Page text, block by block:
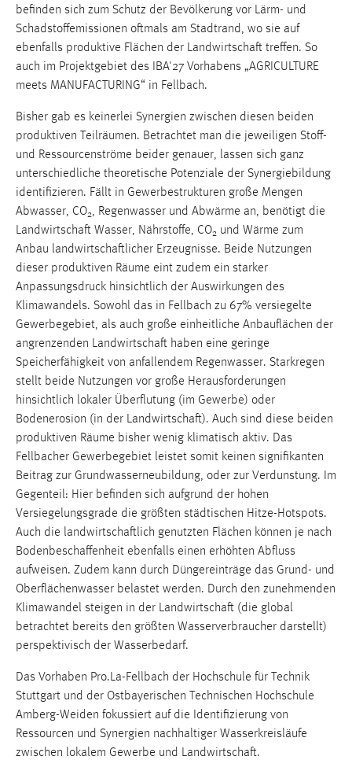
befinden sich zum Schutz der Bevölkerung vor Lärm- und
Schadstoffemissionen ­oftmals am Stadtrand, wo sie auf
ebenfalls produktive Flächen der Landwirtschaft treffen. So
auch im Projektgebiet des IBA'27 Vorhabens „AGRICULTURE
meets MANUFACTURING“ in Fellbach.
Bisher gab es keinerlei Synergien zwischen diesen beiden
produktiven Teilräumen. Betrachtet man die jeweiligen Stoff-
und Ressourcenströme beider genauer, lassen sich ganz
unterschiedliche theoretische Potenziale der Synergiebildung
identifi­zieren. Fällt in Gewerbestrukturen große Mengen
Abwasser, CO2, Regenwasser und Abwärme an, benötigt die
Landwirtschaft Wasser, Nährstoffe, CO2 und Wärme zum
Anbau landwirtschaftlicher Erzeugnisse. Beide Nutzungen
dieser produktiven ­Räume eint zudem ein starker
Anpassungsdruck hinsichtlich der Auswirkungen des
Klimawandels. Sowohl das in Fellbach zu 67% versiegelte
Gewerbegebiet, als auch große einheitliche Anbauflächen der
angrenzenden Landwirtschaft haben eine ­geringe
Speicherfähigkeit von anfallendem Regenwasser. Starkregen
stellt beide Nutzungen vor große Herausforderungen
hinsichtlich lokaler Überflutung (im Gewerbe) oder
Bodenerosion (in der Landwirtschaft). Auch sind diese beiden
produktiven Räume bisher wenig klimatisch aktiv. Das
Fellbacher Gewerbegebiet leistet somit keinen signifikanten
Beitrag zur Grundwasserneubildung, oder zur Verdunstung. Im
Gegenteil: Hier befinden sich aufgrund der hohen
Versiegelungsgrade die ­größten städtischen Hitze-Hotspots.
Auch die landwirtschaftlich genutzten Flächen können je nach
Bodenbeschaffenheit ebenfalls einen erhöhten Abfluss
aufweisen. Zudem kann durch Düngereinträge das Grund- und
Oberflächenwasser belastet werden. Durch den zunehmenden
Klimawandel steigen in der Landwirtschaft (die global
betrachtet bereits den größten ­Wasserverbraucher darstellt)
perspektivisch der Wasserbedarf.
Das Vorhaben Pro.La-Fellbach der Hochschule für Technik
Stuttgart und der Ostbayerischen Technischen Hochschule
Amberg-Weiden fokussiert auf die Identifizierung von
Ressourcen und Synergien nachhaltiger Wasserkreisläufe
zwischen ­lokalem Gewerbe und Landwirtschaft.
1 Jahr
Performance
Name:
Zweck:
Für performante Seitenauslieferung wird in diesem Cookie
gespeichert, ob man eingeloggt ist.
Sprachpräferenz
Name:
site-language-preference
Zweck:
Das Cookie speichert die gewählte Sprache der Website.
Cookie Laufzeit:
Chat
Name:
MibewSessionID, MIBEW_UserID, mibew_locale, mibew-
chat-frame-style-5e9dbeb1811c0446
Zweck:
Wird benötigt um die Chatfunktion nutzen zu können.
Cookie Laufzeit:
MibewSessionID, mibew-chat-frame-style-
5e9dbeb1811c0446 = Sitzungslaufzeit, mibew_locale = 3
Jahre, MIBEW_UserID = 1 Jahr
Login
Name:
fe_user, be_user, be_lastLoginProvider
Zweck:
Dieser Cookie ist notwendig um sich an der Website
einloggen zu können.